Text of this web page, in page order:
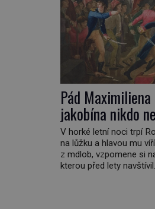
Pád
jakobína nikdo
V horké letní noci trpí
na lůžku a hlavou mu
z mdlob, vzpomene si
kterou před lety